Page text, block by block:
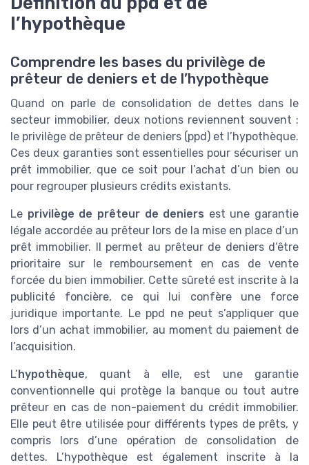
l’hypothèque
Comprendre les bases du privilège de
prêteur de deniers et de l’hypothèque
Quand on parle de consolidation de dettes dans le
secteur immobilier, deux notions reviennent souvent :
le privilège de prêteur de deniers (ppd) et l’hypothèque.
Ces deux garanties sont essentielles pour sécuriser un
prêt immobilier, que ce soit pour l’achat d’un bien ou
pour regrouper plusieurs crédits existants.
Le privilège de prêteur de deniers est une garantie
légale accordée au prêteur lors de la mise en place d’un
prêt immobilier. Il permet au prêteur de deniers d’être
prioritaire sur le remboursement en cas de vente
forcée du bien immobilier. Cette sûreté est inscrite à la
publicité foncière, ce qui lui confère une force
juridique importante. Le ppd ne peut s’appliquer que
lors d’un achat immobilier, au moment du paiement de
l’acquisition.
L’ hypothèque, quant à elle, est une garantie
conventionnelle qui protège la banque ou tout autre
prêteur en cas de non-paiement du crédit immobilier.
Elle peut être utilisée pour différents types de prêts, y
compris lors d’une opération de consolidation de
dettes. L’hypothèque est également inscrite à la